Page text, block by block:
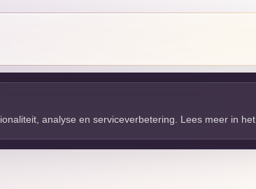
analyse en serviceverbetering. Lees meer in het